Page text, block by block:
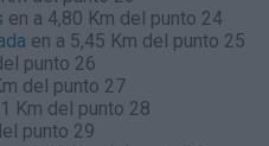
en a 4,80 Km del punto 24
en a 5,45 Km del punto 25
punto 26
del punto 27
Km del punto 28
punto 29